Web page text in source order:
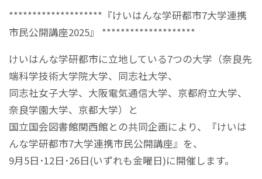
********************『けいはんな学研都市7大学連携
市民公開講座2025』 ********************
けいはんな学研都市に立地している7つの大学（奈良先
端科学技術大学院大学、同志社大学、
同志社女子大学、大阪電気通信大学、京都府立大学、
奈良学園大学、京都大学）と
国立国会図書館関西館との共同企画により、『けいは
んな学研都市7大学連携市民公開講座』を、
9月5日･12日･26日(いずれも金曜日)に開催します。